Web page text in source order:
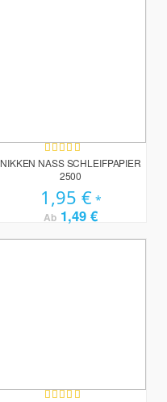
Bewertung:
100%
NIKKEN NASS SCHLEIFPAPIER
2500
1,95 €
Ab 1,49 €
Bewertung: